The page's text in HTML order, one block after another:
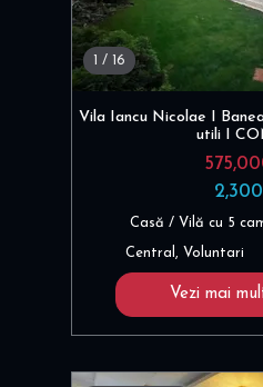
/ 16
Vila Iancu Nicolae I
utili I
Casă / Vilă cu 5
Central, Voluntari
Vezi mai